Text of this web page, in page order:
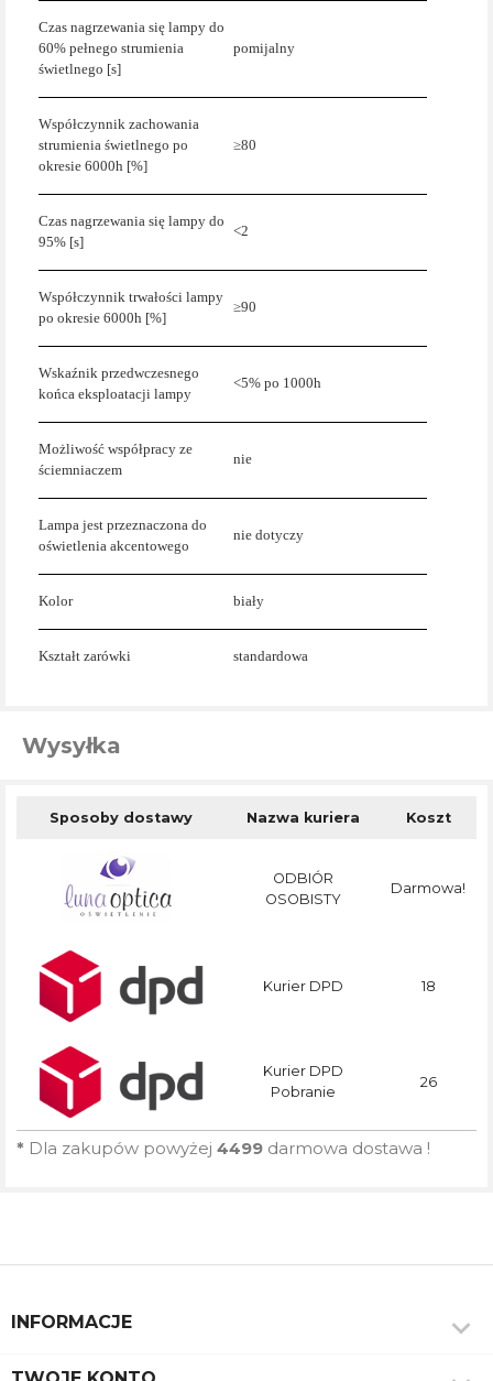
Czas nagrzewania się lampy do
60% pełnego strumienia
świetlnego [s]
pomijalny
Współczynnik zachowania
strumienia świetlnego po
okresie 6000h [%]
≥80
Czas nagrzewania się lampy do
95% [s]
<2
Współczynnik trwałości lampy
po okresie 6000h [%]
≥90
Wskaźnik przedwczesnego
końca eksploatacji lampy
<5% po 1000h
Możliwość współpracy ze
ściemniaczem
nie
Lampa jest przeznaczona do
oświetlenia akcentowego
nie dotyczy
Kolor biały
Kształt zarówki standardowa
Wysyłka
Sposoby dostawy Nazwa kuriera Koszt
ODBIÓR
OSOBISTY
Darmowa!
Kurier DPD 18
Kurier DPD
Pobranie
26
* Dla zakupów powyżej 4499 darmowa dostawa !
INFORMACJE 